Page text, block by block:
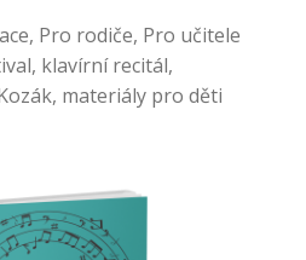
, Pro rodiče, Pro učitele
, klavírní recitál,
, materiály pro děti